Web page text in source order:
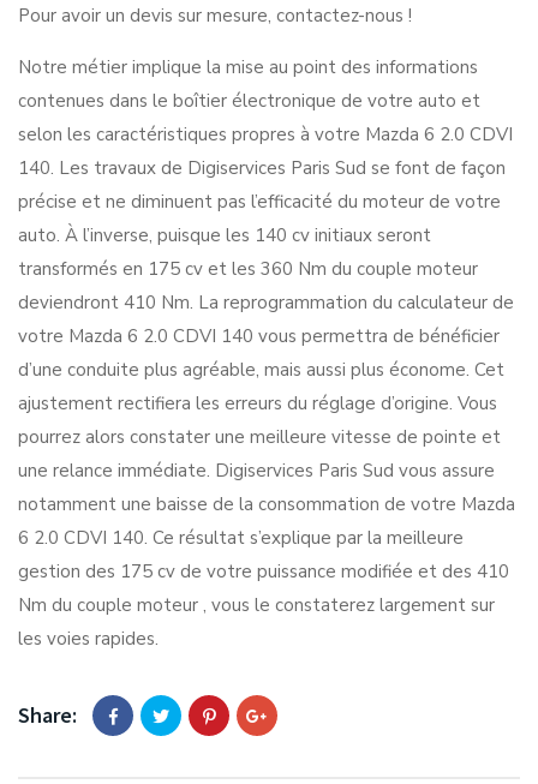
Pour avoir un devis sur mesure, contactez-nous !
Notre métier implique la mise au point des informations
contenues dans le boîtier électronique de votre auto et
selon les caractéristiques propres à votre Mazda 6 2.0 CDVI
140. Les travaux de Digiservices Paris Sud se font de façon
précise et ne diminuent pas l’efficacité du moteur de votre
auto. À l’inverse, puisque les 140 cv initiaux seront
transformés en 175 cv et les 360 Nm du couple moteur
deviendront 410 Nm. La reprogrammation du calculateur de
votre Mazda 6 2.0 CDVI 140 vous permettra de bénéficier
d’une conduite plus agréable, mais aussi plus économe. Cet
ajustement rectifiera les erreurs du réglage d’origine. Vous
pourrez alors constater une meilleure vitesse de pointe et
une relance immédiate. Digiservices Paris Sud vous assure
notamment une baisse de la consommation de votre Mazda
6 2.0 CDVI 140. Ce résultat s’explique par la meilleure
gestion des 175 cv de votre puissance modifiée et des 410
Nm du couple moteur , vous le constaterez largement sur
les voies rapides.
Share: